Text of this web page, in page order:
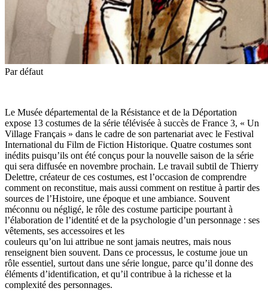
Par défaut
Le Musée départemental de la Résistance et de la Déportation
expose 13 costumes de la série télévisée à succès de France 3, « Un
Village Français » dans le cadre de son partenariat avec le Festival
International du Film de Fiction Historique. Quatre costumes sont
inédits puisqu’ils ont été conçus pour la nouvelle saison de la série
qui sera diffusée en novembre prochain. Le travail subtil de Thierry
Delettre, créateur de ces costumes, est l’occasion de comprendre
comment on reconstitue, mais aussi comment on restitue à partir des
sources de l’Histoire, une époque et une ambiance. Souvent
méconnu ou négligé, le rôle des costume participe pourtant à
l’élaboration de l’identité et de la psychologie d’un personnage : ses
vêtements, ses accessoires et les
couleurs qu’on lui attribue ne sont jamais neutres, mais nous
renseignent bien souvent. Dans ce processus, le costume joue un
rôle essentiel, surtout dans une série longue, parce qu’il donne des
éléments d’identification, et qu’il contribue à la richesse et la
complexité des personnages.